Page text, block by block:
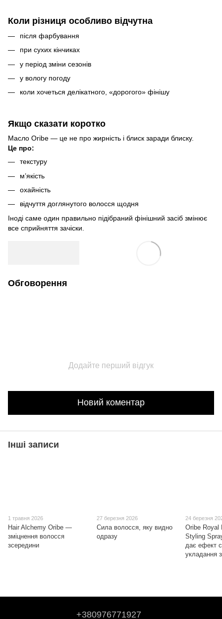
Коли різниця особливо відчутна
після фарбування
при сухих кінчиках
у період зміни сезонів
у вологу погоду
коли хочеться делікатного, «дорогого» фінішу
Якщо сказати коротко
Масло Oribe — це не про жирність і блиск заради блиску.
Це про:
текстуру
м’якість
охайність
відчуття доглянутого волосся щодня
Іноді саме один правильно підібраний фінішний засіб змінює
все сприйняття зачіски.
Обговорення
Додайте перший відгук
Новий коментар
Інші записи
1 травня 2026
Hair Alchemy Oribe —
зміцнення волосся
зсередини
27 березня 2026
Сила волосся, яку видно
одразу
24 березня
Oribe Royal
Styling
дає ефект
укладання
+380976771927